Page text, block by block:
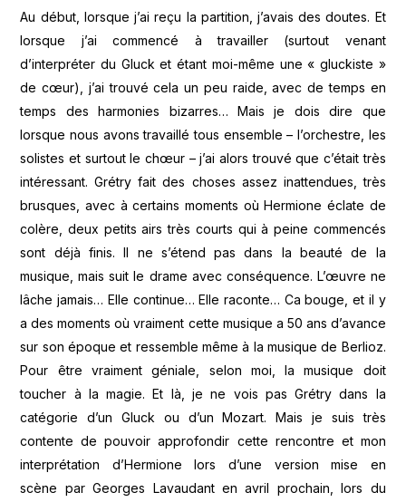
Au début, lorsque j’ai reçu la partition, j’avais des doutes. Et
lorsque j’ai commencé à travailler (surtout venant
d’interpréter du Gluck et étant moi-même une « gluckiste »
de cœur), j’ai trouvé cela un peu raide, avec de temps en
temps des harmonies bizarres… Mais je dois dire que
lorsque nous avons travaillé tous ensemble – l’orchestre, les
solistes et surtout le chœur – j’ai alors trouvé que c’était très
intéressant. Grétry fait des choses assez inattendues, très
brusques, avec à certains moments où Hermione éclate de
colère, deux petits airs très courts qui à peine commencés
sont déjà finis. Il ne s’étend pas dans la beauté de la
musique, mais suit le drame avec conséquence. L’œuvre ne
lâche jamais… Elle continue… Elle raconte… Ca bouge, et il y
a des moments où vraiment cette musique a 50 ans d’avance
sur son époque et ressemble même à la musique de Berlioz.
Pour être vraiment géniale, selon moi, la musique doit
toucher à la magie. Et là, je ne vois pas Grétry dans la
catégorie d’un Gluck ou d’un Mozart. Mais je suis très
contente de pouvoir approfondir cette rencontre et mon
interprétation d’Hermione lors d’une version mise en
scène par Georges Lavaudant en avril prochain, lors du